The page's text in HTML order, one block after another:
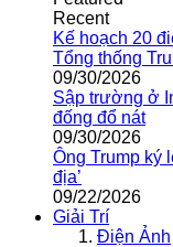
Recent
Kế hoạch 20
Tổng thống
09/30/2026
Sập trường ở
đống đổ nát
09/30/2026
Ông Trump ký
địa’
09/22/2026
Giải Trí
Điện Ảnh